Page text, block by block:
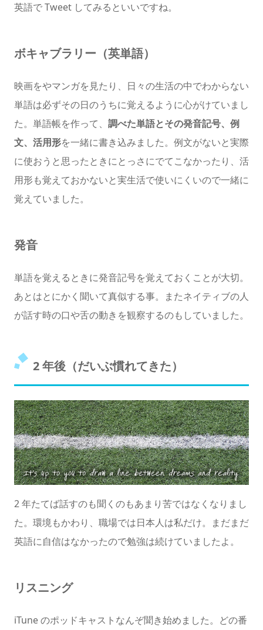
英語で Tweet してみるといいですね。
ボキャブラリー（英単語）
映画をやマンガを見たり、日々の生活の中でわからない
単語は必ずその日のうちに覚えるように心がけていまし
た。単語帳を作って、 調べた単語とその発音記号、例
文、活用形を一緒に書き込みました。例文がないと実際
に使おうと思ったときにとっさにでてこなかったり、活
用形も覚えておかないと実生活で使いにくいので一緒に
覚えていました。
発音
単語を覚えるときに発音記号を覚えておくことが大切。
あとはとにかく聞いて真似する事。またネイティブの人
が話す時の口や舌の動きを観察するのもしていました。
2 年後（だいぶ慣れてきた）
2 年たてば話すのも聞くのもあまり苦ではなくなりまし
た。環境もかわり、職場では日本人は私だけ。まだまだ
英語に自信はなかったので勉強は続けていましたよ。
リスニング
iTune のポッドキャストなんぞ聞き始めました。どの番